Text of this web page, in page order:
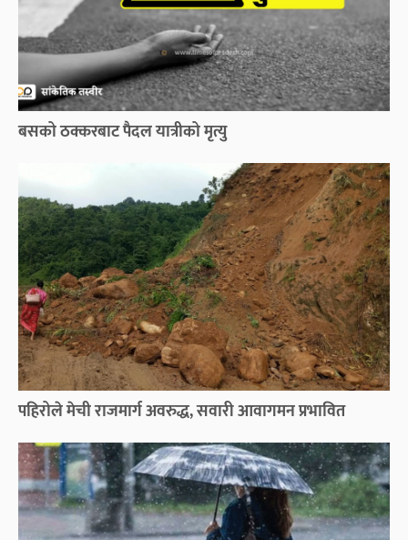
बसको ठक्करबाट पैदल यात्रीको मृत्यु
पहिरोले मेची राजमार्ग अवरुद्ध, सवारी आवागमन प्रभावित